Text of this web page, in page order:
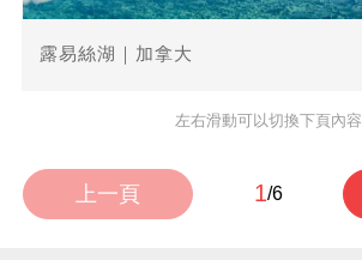
露易絲湖｜加拿大
左右滑動可以切換下頁內容
上一頁 1/6